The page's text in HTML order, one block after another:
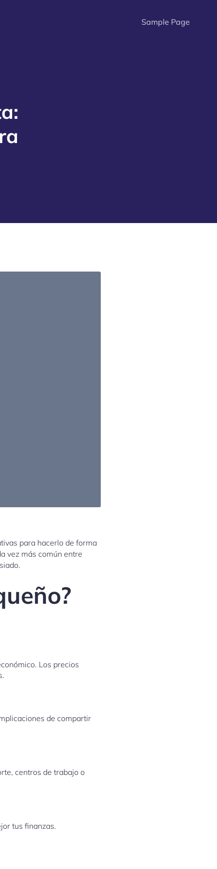
Sample Page
para hacerlo de forma
vez más común entre
Los precios
de compartir
centros de trabajo o
tus finanzas.